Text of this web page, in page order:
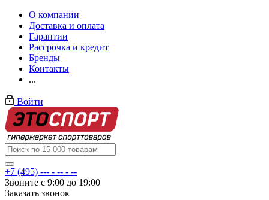
О компании
Доставка и оплата
Гарантии
Рассрочка и кредит
Бренды
Контакты
...
Войти
+7 (495) --- - -- - --
Звоните с 9:00 до 19:00
Заказать звонок